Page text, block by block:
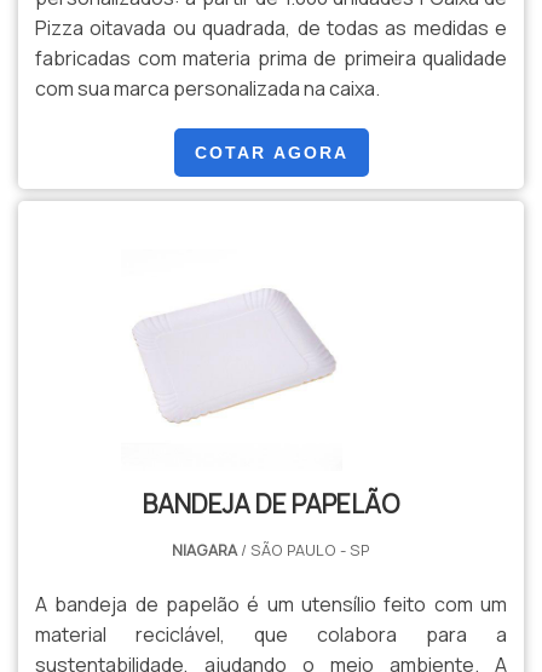
Pizza oitavada ou quadrada, de todas as medidas e
fabricadas com materia prima de primeira qualidade
com sua marca personalizada na caixa.
COTAR AGORA
BANDEJA DE PAPELÃO
NIAGARA/ SÃO PAULO - SP
A bandeja de papelão é um utensílio feito com um
material reciclável, que colabora para a
sustentabilidade, ajudando o meio ambiente. A